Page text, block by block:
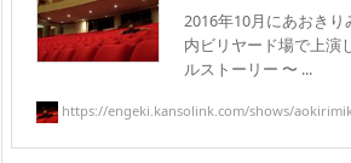
2016年10月にあおき
内ビリヤード場で上演
ルストーリー 〜 ...
https://engeki.kansolink.com/shows/